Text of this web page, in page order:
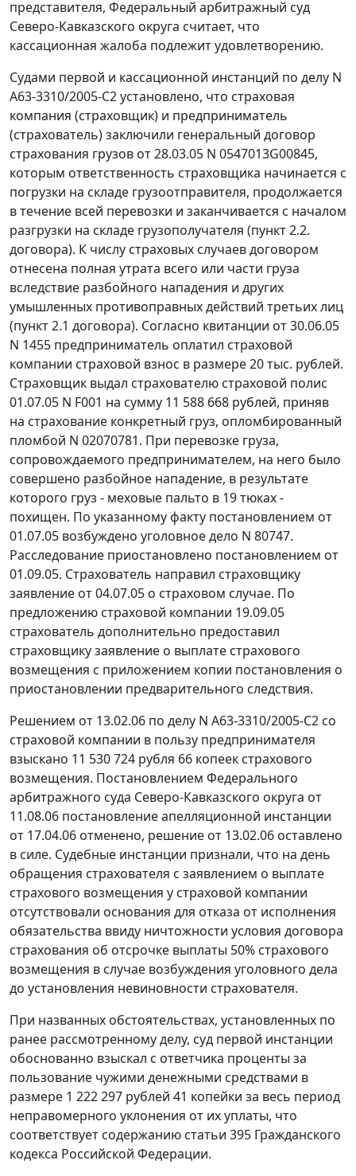
представителя, Федеральный арбитражный суд
Северо-Кавказского округа считает, что
кассационная жалоба подлежит удовлетворению.
Судами первой и кассационной инстанций по делу N
А63-3310/2005-С2 установлено, что страховая
компания (страховщик) и предприниматель
(страхователь) заключили генеральный договор
страхования грузов от 28.03.05 N 0547013G00845,
которым ответственность страховщика начинается с
погрузки на складе грузоотправителя, продолжается
в течение всей перевозки и заканчивается с началом
разгрузки на складе грузополучателя (пункт 2.2.
договора). К числу страховых случаев договором
отнесена полная утрата всего или части груза
вследствие разбойного нападения и других
умышленных противоправных действий третьих лиц
(пункт 2.1 договора). Согласно квитанции от 30.06.05
N 1455 предприниматель оплатил страховой
компании страховой взнос в размере 20 тыс. рублей.
Страховщик выдал страхователю страховой полис
01.07.05 N F001 на сумму 11 588 668 рублей, приняв
на страхование конкретный груз, опломбированный
пломбой N 02070781. При перевозке груза,
сопровождаемого предпринимателем, на него было
совершено разбойное нападение, в результате
которого груз - меховые пальто в 19 тюках -
похищен. По указанному факту постановлением от
01.07.05 возбуждено уголовное дело N 80747.
Расследование приостановлено постановлением от
01.09.05. Страхователь направил страховщику
заявление от 04.07.05 о страховом случае. По
предложению страховой компании 19.09.05
страхователь дополнительно предоставил
страховщику заявление о выплате страхового
возмещения с приложением копии постановления о
приостановлении предварительного следствия.
Решением от 13.02.06 по делу N А63-3310/2005-С2 со
страховой компании в пользу предпринимателя
взыскано 11 530 724 рубля 66 копеек страхового
возмещения. Постановлением Федерального
арбитражного суда Северо-Кавказского округа от
11.08.06 постановление апелляционной инстанции
от 17.04.06 отменено, решение от 13.02.06 оставлено
в силе. Судебные инстанции признали, что на день
обращения страхователя с заявлением о выплате
страхового возмещения у страховой компании
отсутствовали основания для отказа от исполнения
обязательства ввиду ничтожности условия договора
страхования об отсрочке выплаты 50% страхового
возмещения в случае возбуждения уголовного дела
до установления невиновности страхователя.
При названных обстоятельствах, установленных по
ранее рассмотренному делу, суд первой инстанции
обоснованно взыскал с ответчика проценты за
пользование чужими денежными средствами в
размере 1 222 297 рублей 41 копейки за весь период
неправомерного уклонения от их уплаты, что
соответствует содержанию статьи 395 Гражданского
кодекса Российской Федерации.